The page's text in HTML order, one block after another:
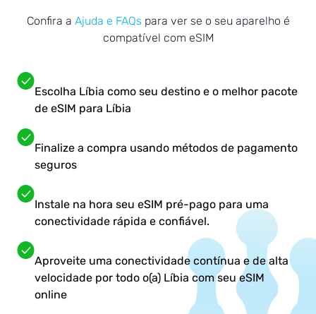
Confira a Ajuda e FAQs para ver se o seu aparelho é
compatível com eSIM
Escolha Líbia como seu destino e o melhor pacote
de eSIM para Líbia
Finalize a compra usando métodos de pagamento
seguros
Instale na hora seu eSIM pré-pago para uma
conectividade rápida e confiável.
Aproveite uma conectividade contínua e de alta
velocidade por todo o(a) Líbia com seu eSIM
online